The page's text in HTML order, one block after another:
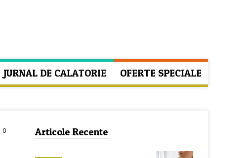
JURNAL DE CALATORIE OFERTE SPECIALE
0 Articole Recente